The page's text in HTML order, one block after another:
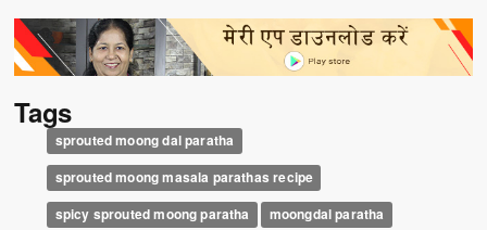
Tags
sprouted moong dal paratha
sprouted moong masala parathas recipe
spicy sprouted moong paratha
moongdal paratha